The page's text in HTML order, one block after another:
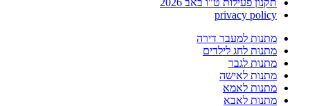
תקנון פעילות ט"ו באב 2026
privacy policy
מתנות למעבר דירה
מתנות לחג לילדים
מתנות לגבר
מתנות לאישה
מתנות לאמא
מתנות לאבא